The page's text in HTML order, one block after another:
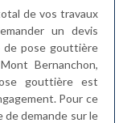
de vos travaux
un devis
de pose gouttière
Bernanchon,
gouttière est
Pour ce
de demande sur le